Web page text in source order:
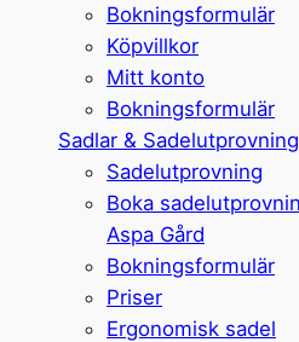
Bokningsformulär
Köpvillkor
Mitt konto
Bokningsformulär
Sadlar & Sadelutprovning
Sadelutprovning
Boka
Aspa Gård
Bokningsformulär
Priser
Ergonomisk sadel